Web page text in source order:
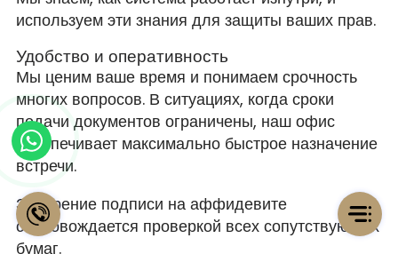
используем эти знания для защиты ваших прав.
Удобство и оперативность
Мы ценим ваше время и понимаем срочность
многих вопросов. В ситуациях, когда сроки
подачи документов ограничены, наш офис
обеспечивает максимально быстрое назначение
встречи.
Заверение подписи на аффидевите
сопровождается проверкой всех сопутствующих
бумаг.